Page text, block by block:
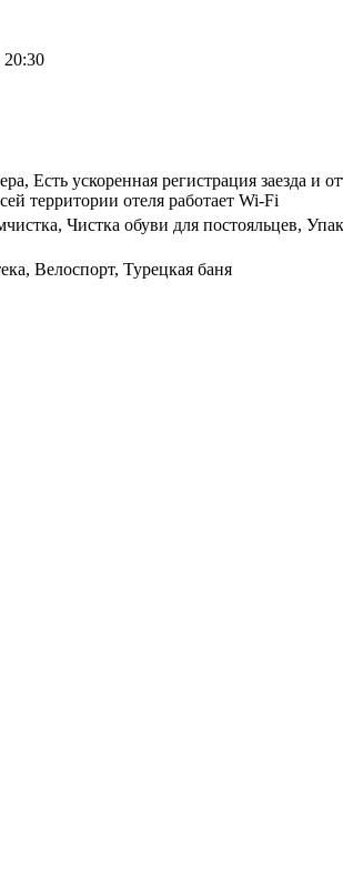
20:30
Есть ускоренная регистрация заезда и
территории отеля работает Wi-Fi
Чистка обуви для постояльцев,
Велоспорт, Турецкая баня